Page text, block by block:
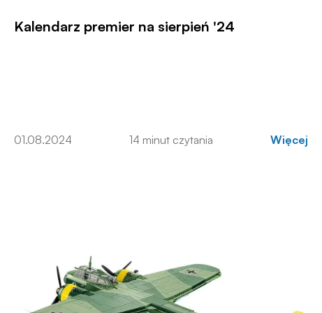
Kalendarz premier na sierpień '24
01.08.2024 14 minut czytania Więcej